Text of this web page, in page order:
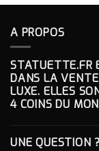
72.10€.
A PROPOS
STATUETTE.FR
DANS LA
LUXE. ELLES
4 COINS DU
UNE QUESTION